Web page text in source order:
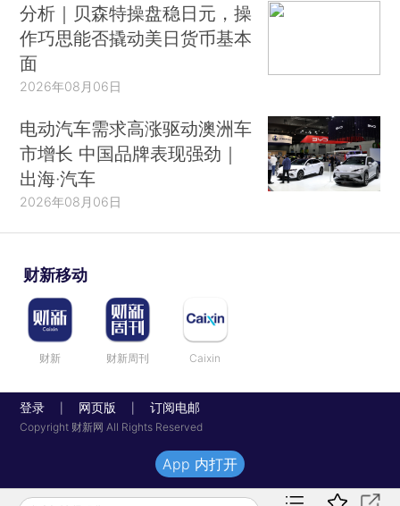
分析｜贝森特操盘稳日元，操
作巧思能否撬动美日货币基本
面
2026年08月06日
电动汽车需求高涨驱动澳洲车
市增长 中国品牌表现强劲｜
出海·汽车
2026年08月06日
财新移动
财新 财新周刊 Caixin
登录 网页版 订阅电邮
Copyright 财新网 All Rights Reserved
App 内打开